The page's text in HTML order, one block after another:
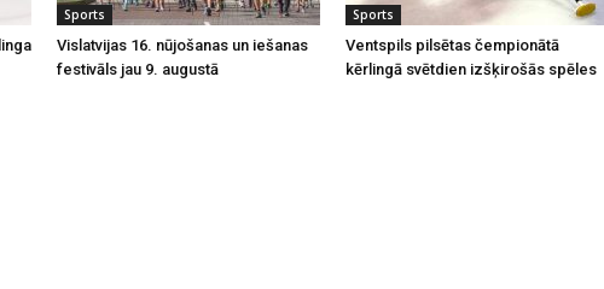
Sports
Vislatvijas 16. nūjošanas un iešanas
festivāls jau 9. augustā
Sports
Ventspils pilsētas čempionātā
kērlingā svētdien izšķirošās spēles